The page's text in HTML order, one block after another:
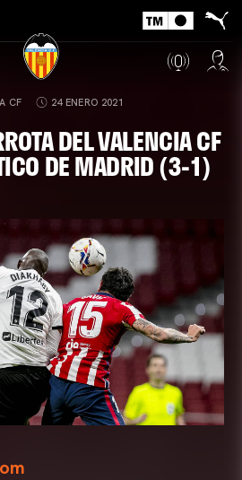
CF 24 ENERO 2021
DEL VALENCIA CF
DE MADRID (3-1)